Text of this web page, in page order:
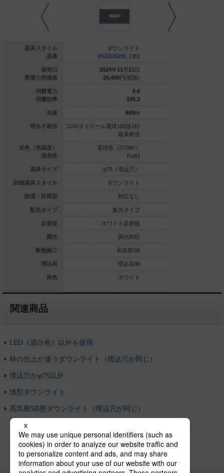
器具スタイル
品番
発売日
希望小売価格
消費電力
消費効率
光束
明るさ相当
光色（色温度）
演色性
器具サイズ
詳細器具スタイル
防湿・防雨型
配光タイプ
反射板
調光
断熱施工
埋込高
枠色
ダウンライト
円(税抜)
7.4
100
電球100形1灯
色（3500K）
φ75（埋込穴）
ダウンライト
対応なし
集光タイプ
高気密SB
ダウンライト
XSZD3020L CB1
2024年11 月 21 日
20,400円(税抜)
6.6
105.3
695lm
110Vダイクール電球100形1灯
器具相当
電球色（2700K）
Ra83
φ75（埋込穴）
ダウンライト
対応なし
集光タイプ
ホワイト反射板
調光対応
高気密SB
埋込高90
ホワイト
関連商品
LED（温白色）以外を使用
枠の仕上が違うダウンライト（埋込穴が同じ）
埋込穴がφ75以外
浅型ダウンライト
高気密SB形ダウンライト（埋込穴が同じ）